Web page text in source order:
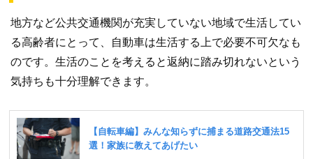
地方など公共交通機関が充実していない地域で生活してい
る高齢者にとって、自動車は生活する上で必要不可欠なも
のです。生活のことを考えると返納に踏み切れないという
気持ちも十分理解できます。